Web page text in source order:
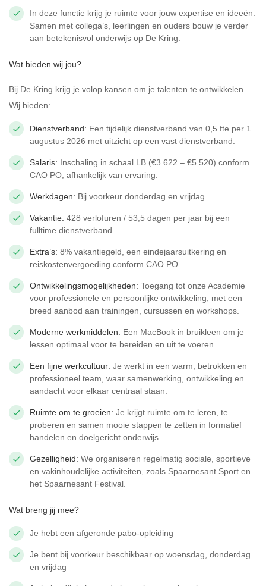
In deze functie krijg je ruimte voor jouw expertise en ideeën.
Samen met collega’s, leerlingen en ouders bouw je verder
aan betekenisvol onderwijs op De Kring.
Wat bieden wij jou?
Bij De Kring krijg je volop kansen om je talenten te ontwikkelen.
Wij bieden:
Dienstverband: Een tijdelijk dienstverband van 0,5 fte per 1
augustus 2026 met uitzicht op een vast dienstverband.
Salaris: Inschaling in schaal LB (€3.622 – €5.520) conform
CAO PO, afhankelijk van ervaring.
Werkdagen: Bij voorkeur donderdag en vrijdag
Vakantie: 428 verlofuren / 53,5 dagen per jaar bij een
fulltime dienstverband.
Extra’s: 8% vakantiegeld, een eindejaarsuitkering en
reiskostenvergoeding conform CAO PO.
Ontwikkelingsmogelijkheden: Toegang tot onze Academie
voor professionele en persoonlijke ontwikkeling, met een
breed aanbod aan trainingen, cursussen en workshops.
Moderne werkmiddelen: Een MacBook in bruikleen om je
lessen optimaal voor te bereiden en uit te voeren.
Een fijne werkcultuur: Je werkt in een warm, betrokken en
professioneel team, waar samenwerking, ontwikkeling en
aandacht voor elkaar centraal staan.
Ruimte om te groeien: Je krijgt ruimte om te leren, te
proberen en samen mooie stappen te zetten in formatief
handelen en doelgericht onderwijs.
Gezelligheid: We organiseren regelmatig sociale, sportieve
en vakinhoudelijke activiteiten, zoals Spaarnesant Sport en
het Spaarnesant Festival.
Wat breng jij mee?
Je hebt een afgeronde pabo-opleiding
Je bent bij voorkeur beschikbaar op woensdag, donderdag
en vrijdag